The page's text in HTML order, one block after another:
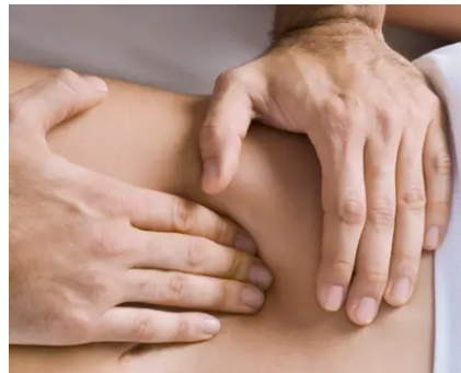
Inspirasjon
Søk
Åpningstider
Praktisk informasjon
Ledige stillinger